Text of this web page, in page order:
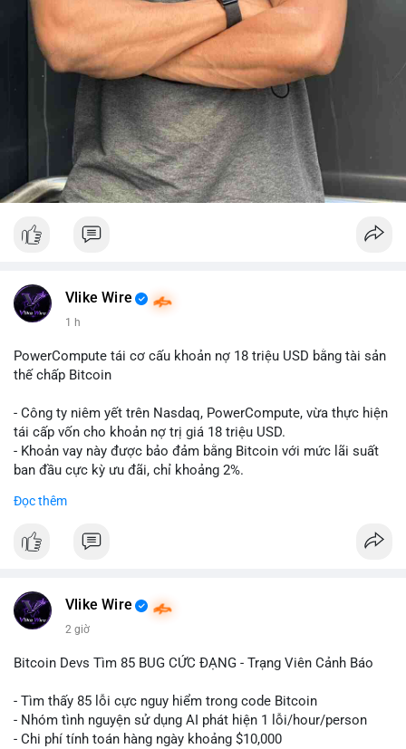
Vlike Wire
1 h
PowerCompute tái cơ cấu khoản nợ 18 triệu USD bằng tài sản
thế chấp Bitcoin
- Công ty niêm yết trên Nasdaq, PowerCompute, vừa thực hiện
tái cấp vốn cho khoản nợ trị giá 18 triệu USD.
- Khoản vay này được bảo đảm bằng Bitcoin với mức lãi suất
ban đầu cực kỳ ưu đãi, chỉ khoảng 2%.
ngày càng tin tưởng sử dụng BTC làm tài sản thế chấp để tối
$btc
#vlikevn #titanbot
📰 Nguồn: Cointelegraph
Đọc thêm
Vlike Wire
2 giờ
Bitcoin Devs Tìm 85 BUG CỨC ĐẠNG - Trạng Viên Cảnh Báo
- Tìm thấy 85 lỗi cực nguy hiểm trong code Bitcoin
- Nhóm tình nguyện sử dụng AI phát hiện 1 lỗi/hour/person
- Chi phí tính toán hàng ngày khoảng $10,000